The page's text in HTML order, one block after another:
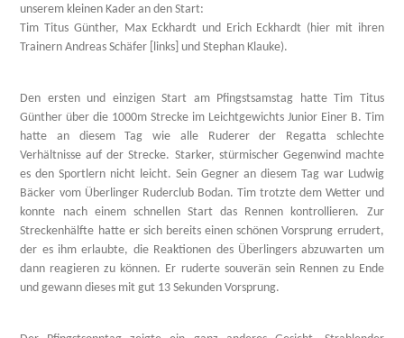
unserem kleinen Kader an den Start:
Tim Titus Günther, Max Eckhardt und Erich Eckhardt (hier mit ihren
Trainern Andreas Schäfer [links] und Stephan Klauke).
Den ersten und einzigen Start am Pfingstsamstag hatte Tim Titus
Günther über die 1000m Strecke im Leichtgewichts Junior Einer B. Tim
hatte an diesem Tag wie alle Ruderer der Regatta schlechte
Verhältnisse auf der Strecke. Starker, stürmischer Gegenwind machte
es den Sportlern nicht leicht. Sein Gegner an diesem Tag war Ludwig
Bäcker vom Überlinger Ruderclub Bodan. Tim trotzte dem Wetter und
konnte nach einem schnellen Start das Rennen kontrollieren. Zur
Streckenhälfte hatte er sich bereits einen schönen Vorsprung errudert,
der es ihm erlaubte, die Reaktionen des Überlingers abzuwarten um
dann reagieren zu können. Er ruderte souverän sein Rennen zu Ende
und gewann dieses mit gut 13 Sekunden Vorsprung.